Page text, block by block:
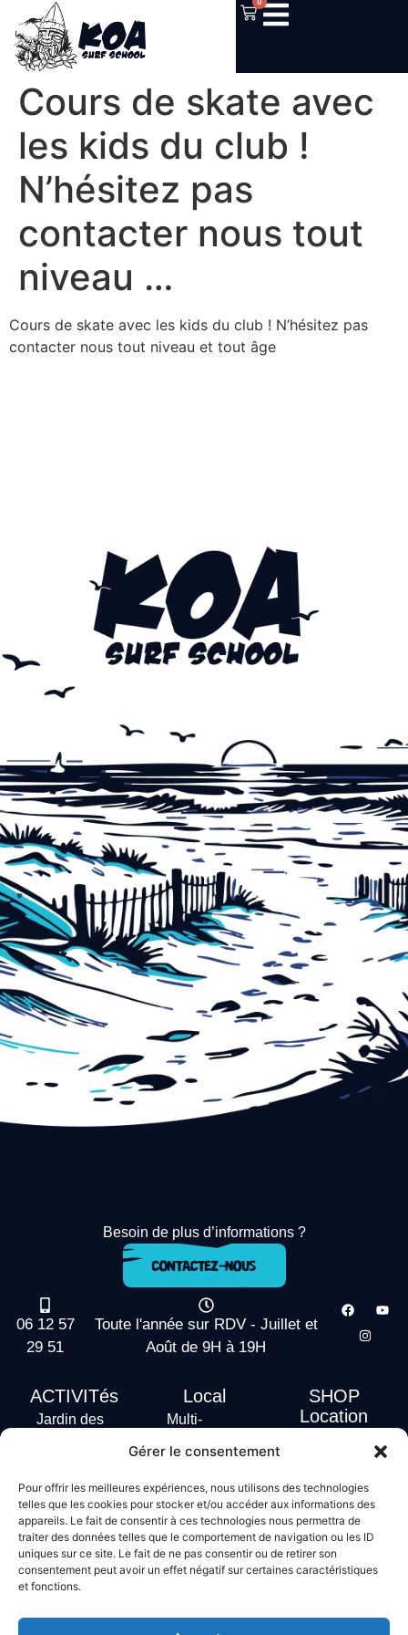
Gérer le consentement
Pour offrir les meilleures expériences, nous utilisons des technologies
telles que les cookies pour stocker et/ou accéder aux informations des
appareils. Le fait de consentir à ces technologies nous permettra de
traiter des données telles que le comportement de navigation ou les ID
uniques sur ce site. Le fait de ne pas consentir ou de retirer son
consentement peut avoir un effet négatif sur certaines caractéristiques
et fonctions.
Cours de skate avec
les kids du club !
N’hésitez pas
contacter nous tout
niveau …
Cours de skate avec les kids du club ! N’hésitez pas
contacter nous tout niveau et tout âge
Besoin de plus d’informations ?
06 12 57
29 51
Toute l'année sur RDV - Juillet et
Août de 9H à 19H
ACTIVITés
Jardin des
Stand Up
Paddle
Bodyboard
Local
Multi-
Hébergement
SHOP
Location